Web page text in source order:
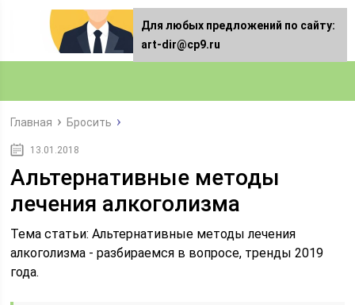
Главная Бросить
13.01.2018
Альтернативные методы
лечения алкоголизма
Тема статьи: Альтернативные методы лечения
алкоголизма - разбираемся в вопросе, тренды 2019
года.
Для любых предложений по сайту:
art-dir@cp9.ru